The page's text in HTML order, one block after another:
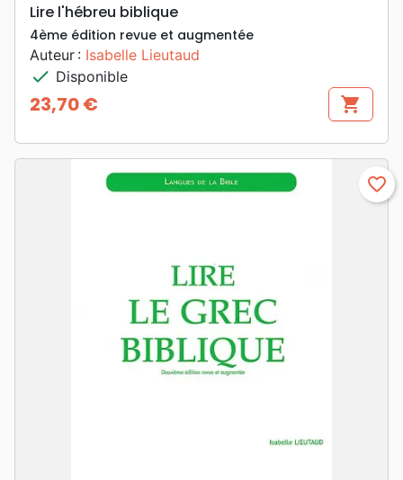
Lire l'hébreu biblique
4ème édition revue et augmentée
Auteur : Isabelle Lieutaud
check Disponible
Prix
23,70 € shopping_cart
favorite_border